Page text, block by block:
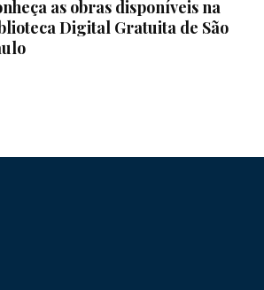
as obras disponíveis na
Digital Gratuita de São